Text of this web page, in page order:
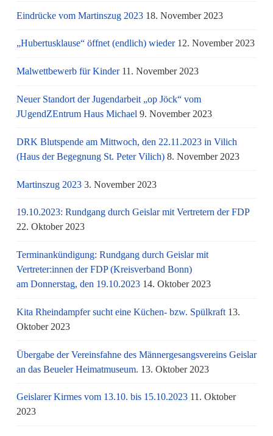
Eindrücke vom Martinszug 2023 18. November 2023
„Hubertusklause“ öffnet (endlich) wieder 12. November 2023
Malwettbewerb für Kinder 11. November 2023
Neuer Standort der Jugendarbeit „op Jöck“ vom
JUgendZEntrum Haus Michael 9. November 2023
DRK Blutspende am Mittwoch, den 22.11.2023 in Vilich
(Haus der Begegnung St. Peter Vilich) 8. November 2023
Martinszug 2023 3. November 2023
19.10.2023: Rundgang durch Geislar mit Vertretern der FDP
22. Oktober 2023
Terminankündigung: Rundgang durch Geislar mit
Vertreter:innen der FDP (Kreisverband Bonn)
am Donnerstag, den 19.10.2023 14. Oktober 2023
Kita Rheindampfer sucht eine Küchen- bzw. Spülkraft 13.
Oktober 2023
Übergabe der Vereinsfahne des Männergesangsvereins Geislar
an das Beueler Heimatmuseum. 13. Oktober 2023
Geislarer Kirmes vom 13.10. bis 15.10.2023 11. Oktober
2023